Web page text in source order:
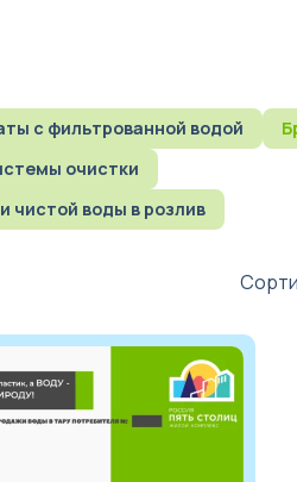
с фильтрованной водой
очистки
чистой воды в розлив